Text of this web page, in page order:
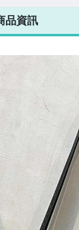
要38元
筆筆優惠無限次！
品資訊